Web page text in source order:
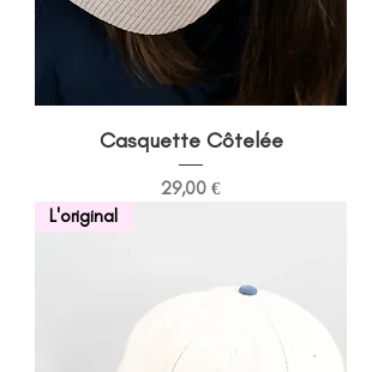
Casquette Côtelée
Prix
29,00 €
L'original